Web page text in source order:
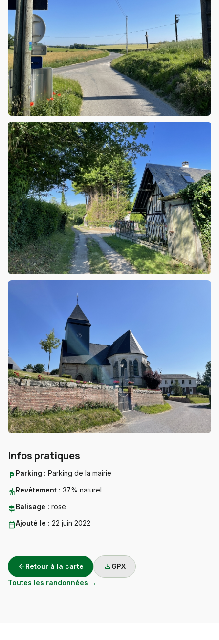
Infos pratiques
local_parking Parking : Parking de la mairie
hikingRevêtement : 37% naturel
signpostBalisage : rose
calendar_todayAjouté le : 22 juin 2022
arrow_back Retour à la carte downloadGPX
Toutes les randonnées →